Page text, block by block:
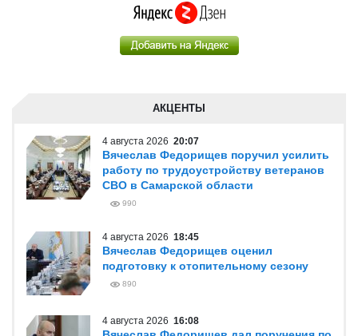
АКЦЕНТЫ
4 августа 2026 20:07
Вячеслав Федорищев поручил усилить
работу по трудоустройству ветеранов
СВО в Самарской области
990
4 августа 2026 18:45
Вячеслав Федорищев оценил
подготовку к отопительному сезону
890
4 августа 2026 16:08